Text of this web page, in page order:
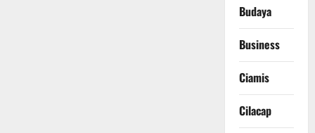
Budaya
Business
Ciamis
Cilacap